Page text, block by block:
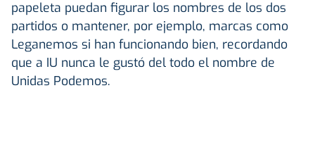
papeleta puedan figurar los nombres de los dos
partidos o mantener, por ejemplo, marcas como
Leganemos si han funcionando bien, recordando
que a IU nunca le gustó del todo el nombre de
Unidas Podemos.